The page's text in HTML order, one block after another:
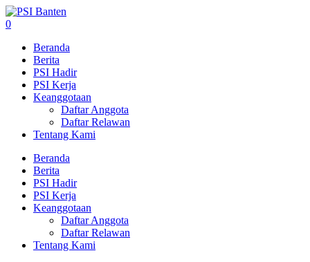
0
Beranda
Berita
PSI Hadir
PSI Kerja
Keanggotaan
Daftar Anggota
Daftar Relawan
Tentang Kami
Beranda
Berita
PSI Hadir
PSI Kerja
Keanggotaan
Daftar Anggota
Daftar Relawan
Tentang Kami